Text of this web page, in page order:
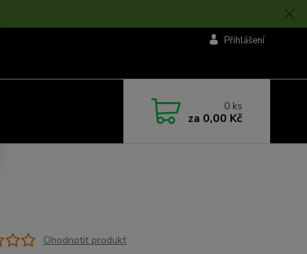
Přihlášení
0 ks
za 0,00 Kč
Ohodnotit produkt